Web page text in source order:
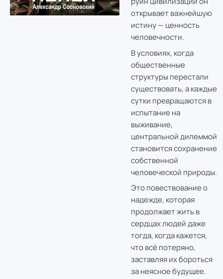
открывает важнейшую
истину — ценность
человечности.
В условиях, когда
общественные
структуры перестали
существовать, а каждые
сутки превращаются в
испытание на
выживание,
центральной дилеммой
становится сохранение
собственной
человеческой природы.
Это повествование о
надежде, которая
продолжает жить в
сердцах людей даже
тогда, когда кажется,
что всё потеряно,
заставляя их бороться
за неясное будущее.